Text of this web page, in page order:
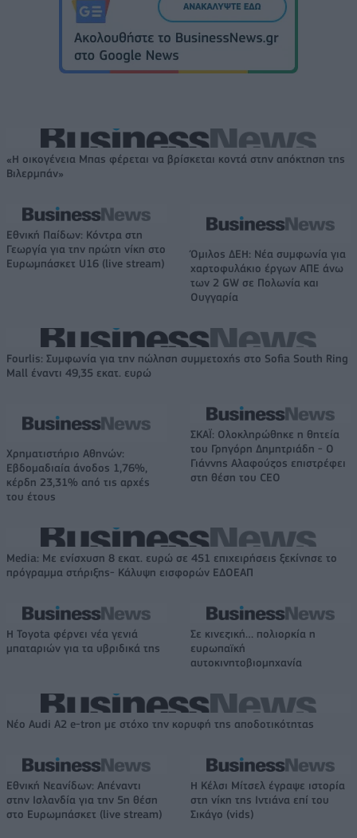
«Η οικογένεια Μπας φέρεται να βρίσκεται κοντά στην απόκτηση της
Βιλερμπάν»
Εθνική Παίδων: Κόντρα στη
Γεωργία για την πρώτη νίκη στο
Ευρωμπάσκετ U16 (live stream)
Όμιλος ΔΕΗ: Νέα συμφωνία για
χαρτοφυλάκιο έργων ΑΠΕ άνω
των 2 GW σε Πολωνία και
Ουγγαρία
Fourlis: Συμφωνία για την πώληση συμμετοχής στο Sofia South Ring
Mall έναντι 49,35 εκατ. ευρώ
Χρηματιστήριο Αθηνών:
Εβδομαδιαία άνοδος 1,76%,
κέρδη 23,31% από τις αρχές
του έτους
ΣΚΑΪ: Ολοκληρώθηκε η θητεία
του Γρηγόρη Δημητριάδη - Ο
Γιάννης Αλαφούζος επιστρέφει
στη θέση του CEO
Media: Με ενίσχυση 8 εκατ. ευρώ σε 451 επιχειρήσεις ξεκίνησε το
πρόγραμμα στήριξης- Κάλυψη εισφορών ΕΔΟΕΑΠ
Η Toyota φέρνει νέα γενιά
μπαταριών για τα υβριδικά της
Σε κινεζική… πολιορκία η
ευρωπαϊκή
αυτοκινητοβιομηχανία
Νέο Audi A2 e-tron με στόχο την κορυφή της αποδοτικότητας
Εθνική Νεανίδων: Απέναντι
στην Ισλανδία για την 5η θέση
στο Ευρωμπάσκετ (live stream)
Η Κέλσι Μίτσελ έγραψε ιστορία
στη νίκη της Ιντιάνα επί του
Σικάγο (vids)